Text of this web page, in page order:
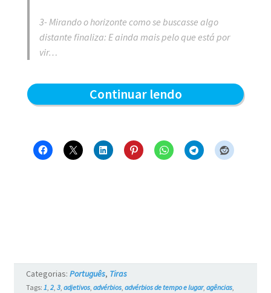
3- Mirando o horizonte como se buscasse algo
distante finaliza: E ainda mais pelo que está por
vir…
Continuar lendoPara
–
#737
Categorias: Português, Tiras
Tags: 1, 2, 3, adjetivos, advérbios, advérbios de tempo e lugar, agências,